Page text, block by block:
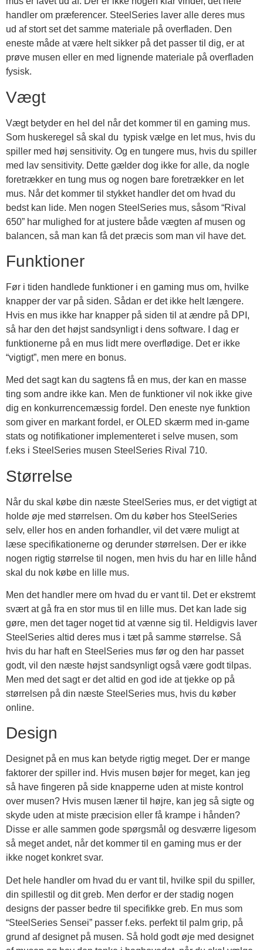
handler om præferencer. SteelSeries laver alle deres mus
ud af stort set det samme materiale på overfladen. Den
eneste måde at være helt sikker på det passer til dig, er at
prøve musen eller en med lignende materiale på overfladen
fysisk.
Vægt
Vægt betyder en hel del når det kommer til en gaming mus.
Som huskeregel så skal du typisk vælge en let mus, hvis du
spiller med høj sensitivity. Og en tungere mus, hvis du spiller
med lav sensitivity. Dette gælder dog ikke for alle, da nogle
foretrækker en tung mus og nogen bare foretrækker en let
mus. Når det kommer til stykket handler det om hvad du
bedst kan lide. Men nogen SteelSeries mus, såsom “Rival
650” har mulighed for at justere både vægten af musen og
balancen, så man kan få det præcis som man vil have det.
Funktioner
Før i tiden handlede funktioner i en gaming mus om, hvilke
knapper der var på siden. Sådan er det ikke helt længere.
Hvis en mus ikke har knapper på siden til at ændre på DPI,
så har den det højst sandsynligt i dens software. I dag er
funktionerne på en mus lidt mere overflødige. Det er ikke
“vigtigt”, men mere en bonus.
Med det sagt kan du sagtens få en mus, der kan en masse
ting som andre ikke kan. Men de funktioner vil nok ikke give
dig en konkurrencemæssig fordel. Den eneste nye funktion
som giver en markant fordel, er OLED skærm med in-game
stats og notifikationer implementeret i selve musen, som
f.eks i SteelSeries musen SteelSeries Rival 710.
Størrelse
Når du skal købe din næste SteelSeries mus, er det vigtigt at
holde øje med størrelsen. Om du køber hos SteelSeries
selv, eller hos en anden forhandler, vil det være muligt at
læse specifikationerne og derunder størrelsen. Der er ikke
nogen rigtig størrelse til nogen, men hvis du har en lille hånd
skal du nok købe en lille mus.
Men det handler mere om hvad du er vant til. Det er ekstremt
svært at gå fra en stor mus til en lille mus. Det kan lade sig
gøre, men det tager noget tid at vænne sig til. Heldigvis laver
SteelSeries altid deres mus i tæt på samme størrelse. Så
hvis du har haft en SteelSeries mus før og den har passet
godt, vil den næste højst sandsynligt også være godt tilpas.
Men med det sagt er det altid en god ide at tjekke op på
størrelsen på din næste SteelSeries mus, hvis du køber
online.
Design
Designet på en mus kan betyde rigtig meget. Der er mange
faktorer der spiller ind. Hvis musen bøjer for meget, kan jeg
så have fingeren på side knapperne uden at miste kontrol
over musen? Hvis musen læner til højre, kan jeg så sigte og
skyde uden at miste præcision eller få krampe i hånden?
Disse er alle sammen gode spørgsmål og desværre ligesom
så meget andet, når det kommer til en gaming mus er der
ikke noget konkret svar.
Det hele handler om hvad du er vant til, hvilke spil du spiller,
din spillestil og dit greb. Men derfor er der stadig nogen
designs der passer bedre til specifikke greb. En mus som
“SteelSeries Sensei” passer f.eks. perfekt til palm grip, på
grund af designet på musen. Så hold godt øje med designet